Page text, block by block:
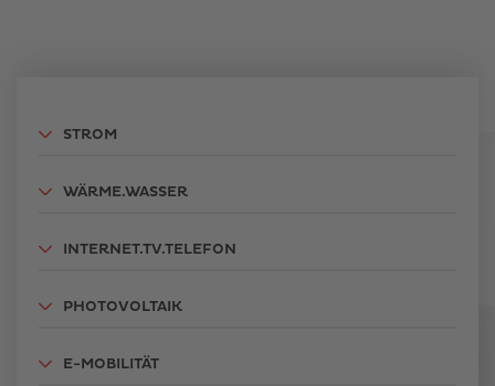
STROM
WÄRME.WASSER
INTERNET.TV.TELEFON
PHOTOVOLTAIK
E-MOBILITÄT